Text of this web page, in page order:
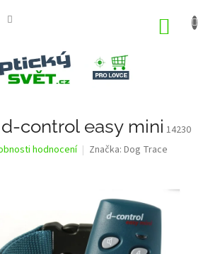
control easy mini 14230
hodnocení Značka: Dog Trace